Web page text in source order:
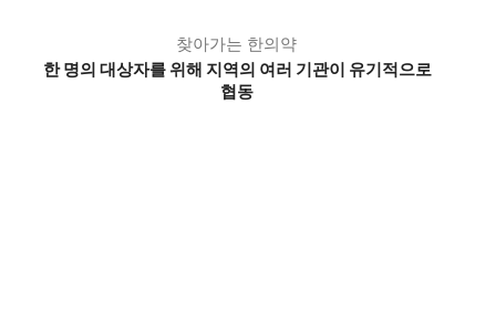
찾아가는 한의약
한 명의 대상자를 위해 지역의 여러 기관이 유기적으로
협동